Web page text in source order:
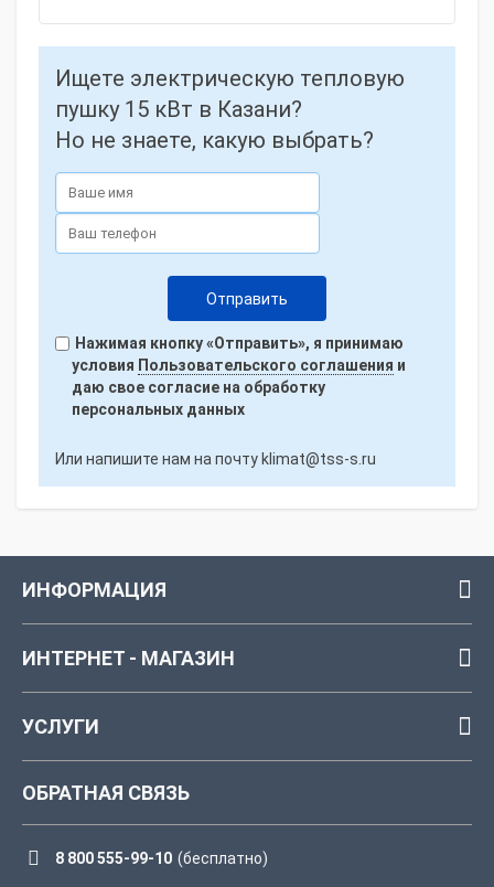
Ищете электрическую тепловую
пушку 15 кВт в Казани?
Но не знаете, какую выбрать?
Нажимая кнопку «Отправить», я принимаю
условия Пользовательского соглашения и
даю свое согласие на обработку
персональных данных
Или напишите нам на почту klimat@tss-s.ru
ИНФОРМАЦИЯ
ИНТЕРНЕТ - МАГАЗИН
УСЛУГИ
ОБРАТНАЯ СВЯЗЬ
8 800 555-99-10 (бесплатно)